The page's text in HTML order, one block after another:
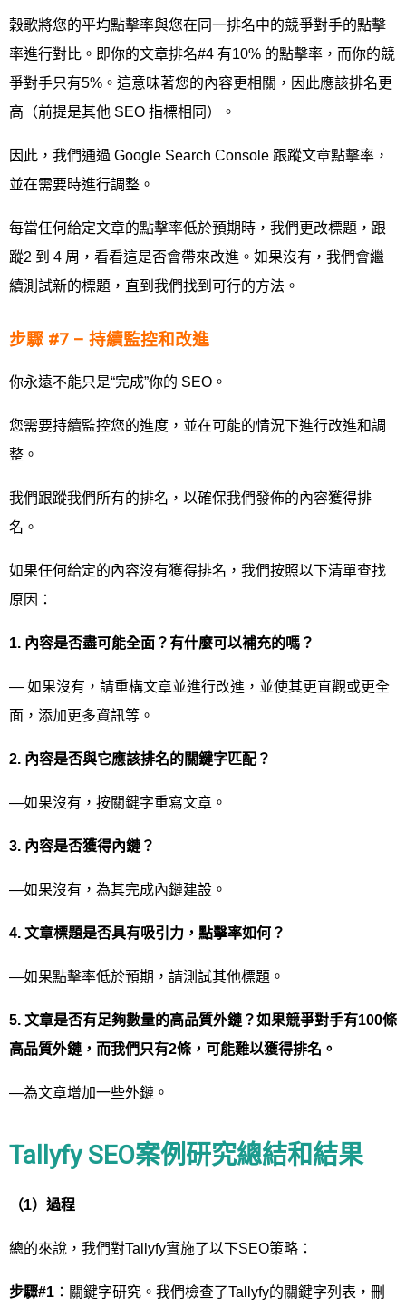
穀歌將您的平均點擊率與您在同一排名中的競爭對手的點擊
率進行對比。即你的文章排名#4 有10% 的點擊率，而你的競
爭對手只有5%。這意味著您的內容更相關，因此應該排名更
高（前提是其他 SEO 指標相同）。
因此，我們通過 Google Search Console 跟蹤文章點擊率，
並在需要時進行調整。
每當任何給定文章的點擊率低於預期時，我們更改標題，跟
蹤2 到 4 周，看看這是否會帶來改進。如果沒有，我們會繼
續測試新的標題，直到我們找到可行的方法。
步驟 #7 – 持續監控和改進
你永遠不能只是“完成”你的 SEO。
您需要持續監控您的進度，並在可能的情況下進行改進和調
整。
我們跟蹤我們所有的排名，以確保我們發佈的內容獲得排
名。
如果任何給定的內容沒有獲得排名，我們按照以下清單查找
原因：
1. 內容是否盡可能全面？有什麼可以補充的嗎？
— 如果沒有，請重構文章並進行改進，並使其更直觀或更全
面，添加更多資訊等。
2. 內容是否與它應該排名的關鍵字匹配？
—如果沒有，按關鍵字重寫文章。
3. 內容是否獲得內鏈？
—如果沒有，為其完成內鏈建設。
4. 文章標題是否具有吸引力，點擊率如何？
—如果點擊率低於預期，請測試其他標題。
5. 文章是否有足夠數量的高品質外鏈？如果競爭對手有100條
高品質外鏈，而我們只有2條，可能難以獲得排名。
—為文章增加一些外鏈。
Tallyfy SEO案例研究總結和結果
（1）過程
總的來說，我們對Tallyfy實施了以下SEO策略：
步驟#1 ：關鍵字研究。我們檢查了Tallyfy的關鍵字列表，刪